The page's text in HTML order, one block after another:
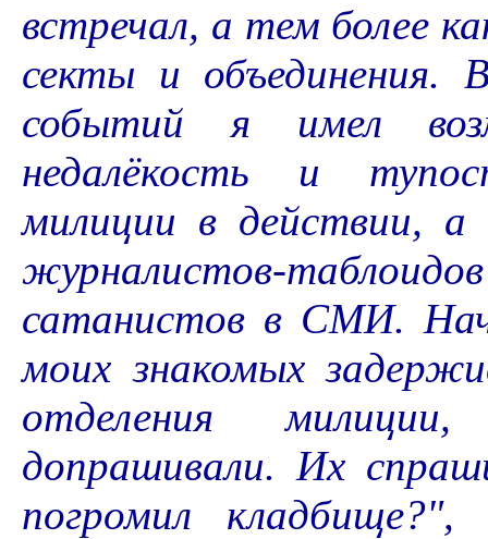
встречал, а тем более
секты и объединения.
событий я имел
недалёкость и
милиции в действии,
журналистов-
сатанистов в СМИ.
моих знакомых
отделения
допрашивали. Их
погромил